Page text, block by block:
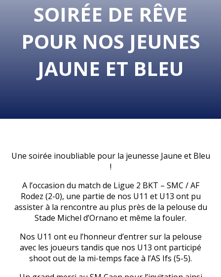
SOIRÉE DE RÊVE
POUR NOS JEUNES
JAUNE ET BLEU
Une soirée inoubliable pour la jeunesse Jaune et Bleu
!
A l’occasion du match de Ligue 2 BKT – SMC / AF
Rodez (2-0), une partie de nos U11 et U13 ont pu
assister à la rencontre au plus près de la pelouse du
Stade Michel d’Ornano et même la fouler.
Nos U11 ont eu l’honneur d’entrer sur la pelouse
avec les joueurs tandis que nos U13 ont participé
shoot out de la mi-temps face à l’AS Ifs (5-5).